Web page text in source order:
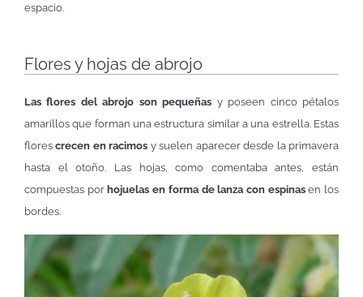
espacio.
Flores y hojas de abrojo
Las flores del abrojo son pequeñas y poseen cinco pétalos
amarillos que forman una estructura similar a una estrella. Estas
flores crecen en racimos y suelen aparecer desde la primavera
hasta el otoño. Las hojas, como comentaba antes, están
compuestas por hojuelas en forma de lanza con espinasen los
bordes.